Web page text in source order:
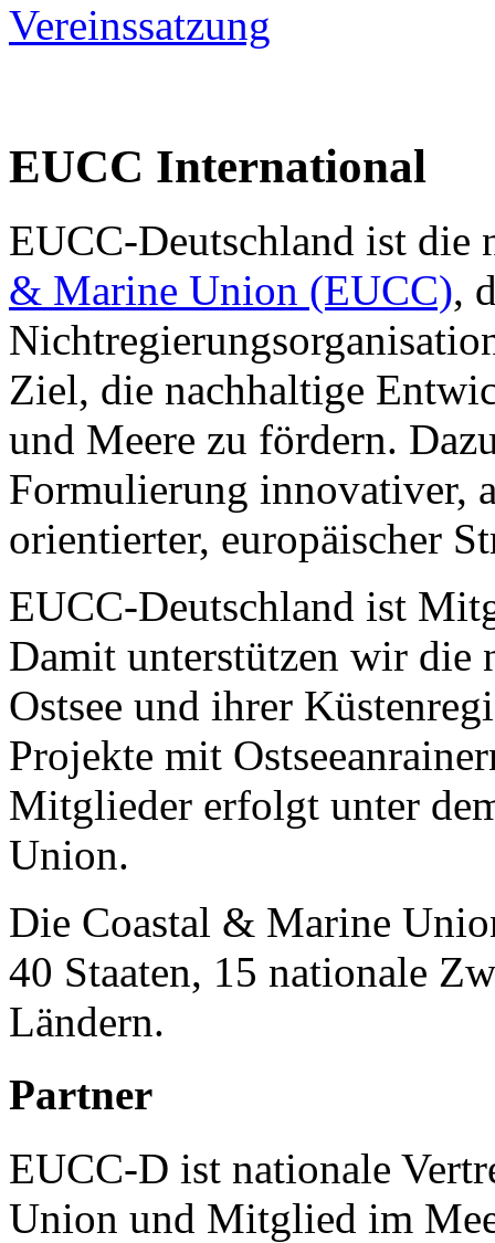
Vereinssatzung
EUCC International
EUCC-Deutschland ist die
& Marine Union (EUCC),
Ziel, die nachhaltige
und Meere zu fördern.
Formulierung innovativer,
orientierter, europäischer
EUCC-Deutschland ist
Damit unterstützen wir die
Ostsee und ihrer
Projekte mit
Mitglieder erfolgt unter
Union.
Die Coastal & Marine
40 Staaten, 15 nationale
Ländern.
Partner
EUCC-D ist nationale
Union und Mitglied im